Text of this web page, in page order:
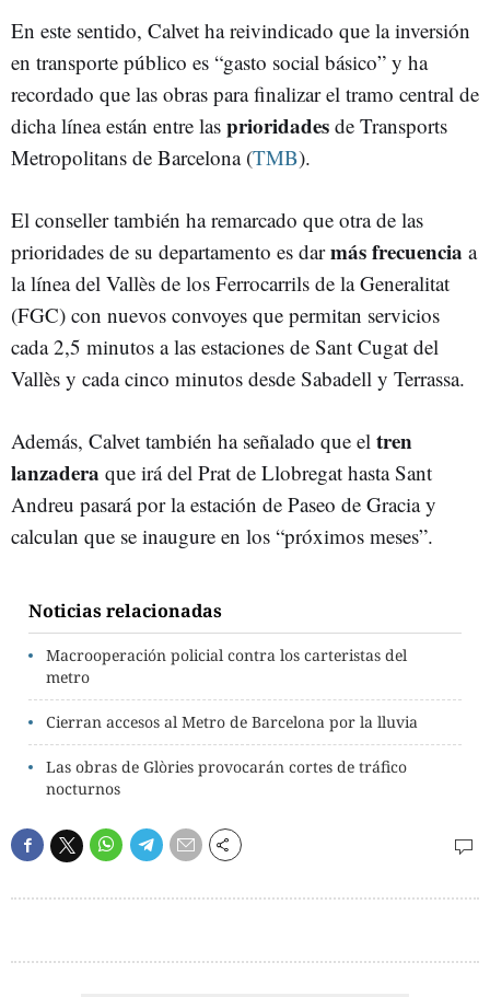
En este sentido, Calvet ha reivindicado que la inversión
en transporte público es “gasto social básico” y ha
recordado que las obras para finalizar el tramo central de
dicha línea están entre las prioridades de Transports
Metropolitans de Barcelona (TMB).
El conseller también ha remarcado que otra de las
prioridades de su departamento es darmás frecuencia a
la línea del Vallès de los Ferrocarrils de la Generalitat
(FGC) con nuevos convoyes que permitan servicios
cada 2,5 minutos a las estaciones de Sant Cugat del
Vallès y cada cinco minutos desde Sabadell y Terrassa.
Además, Calvet también ha señalado que el tren
lanzadera que irá del Prat de Llobregat hasta Sant
Andreu pasará por la estación de Paseo de Gracia y
calculan que se inaugure en los “próximos meses”.
Noticias relacionadas
Macrooperación policial contra los carteristas del
metro
Cierran accesos al Metro de Barcelona por la lluvia
Las obras de Glòries provocarán cortes de tráfico
nocturnos